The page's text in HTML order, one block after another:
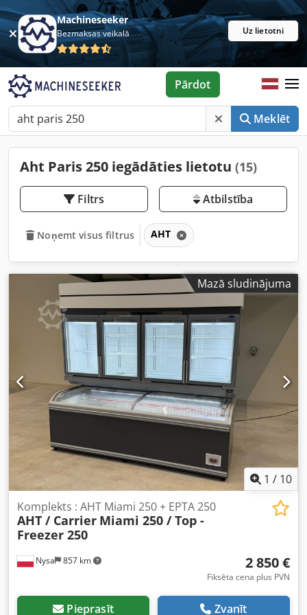
Machineseeker
Bezmaksas veikalā Uz lietotni
Meklēt
Pārdot
Aht Paris 250 iegādāties lietotu (15)
Filtrs Atbilstība
Noņemt visus filtrus AHT
Mazā sludinājuma
1 / 10
Nysa 857 km
Komplekts : AHT Miami 250 + EPTA 250
AHT / Carrier Miami 250 / Top -
Freezer 250
2 850 €
Fiksēta cena plus PVN
Pieprasīt Zvanīt